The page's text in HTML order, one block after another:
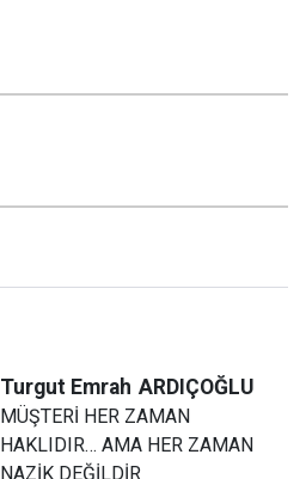
Turgut Emrah ARDIÇOĞLU
MÜŞTERİ HER ZAMAN
HAKLIDIR… AMA HER ZAMAN
NAZİK DEĞİLDİR